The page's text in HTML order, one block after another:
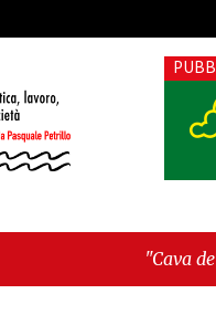
de' Tirreni, il Consiglio
giornata storica: la